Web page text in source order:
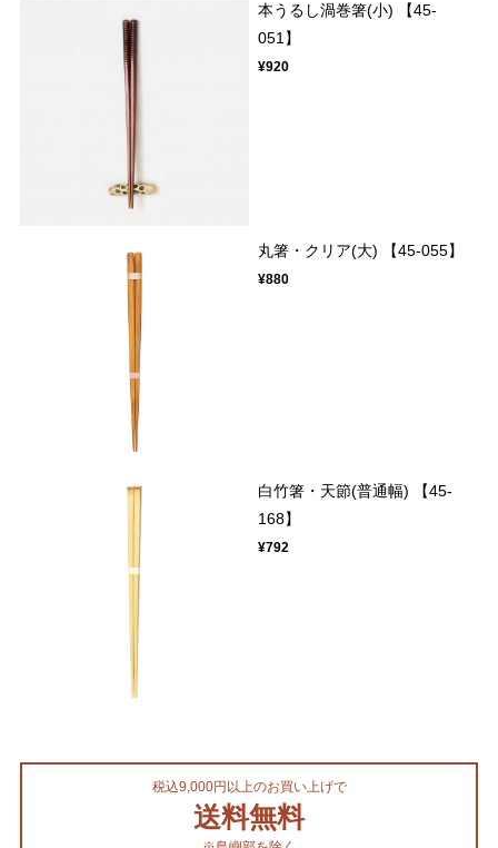
本うるし渦巻箸(小) 【45-
051】
¥920
丸箸・クリア(大) 【45-055】
¥880
白竹箸・天節(普通幅) 【45-
168】
¥792
税込9,000円以上のお買い上げで
送料無料